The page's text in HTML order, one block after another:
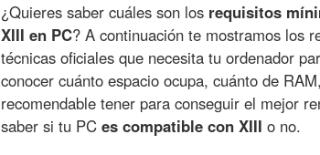
¿Quieres saber cuáles son los requisitos
XIII en PC? A continuación te mostramos los
técnicas oficiales que necesita tu ordenador
conocer cuánto espacio ocupa, cuánto de
recomendable tener para conseguir el mejor
saber si tu PC es compatible con XIII o no.